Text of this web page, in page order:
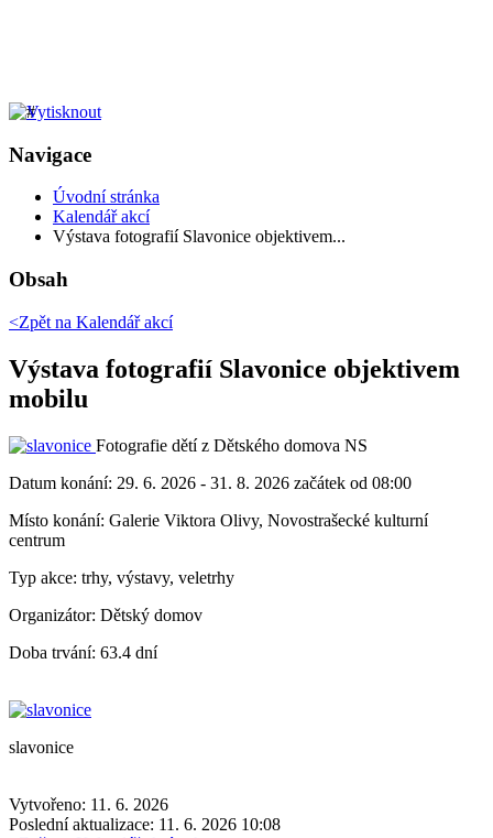
Navigace
Úvodní stránka
Kalendář akcí
Výstava fotografií Slavonice objektivem...
Obsah
<Zpět na Kalendář akcí
Výstava fotografií Slavonice objektivem
mobilu
Fotografie dětí z Dětského domova NS
Datum konání: 29. 6. 2026 - 31. 8. 2026 začátek od 08:00
Místo konání: Galerie Viktora Olivy, Novostrašecké kulturní
centrum
Typ akce: trhy, výstavy, veletrhy
Organizátor: Dětský domov
Doba trvání: 63.4 dní
slavonice
Vytvořeno: 11. 6. 2026
Poslední aktualizace: 11. 6. 2026 10:08